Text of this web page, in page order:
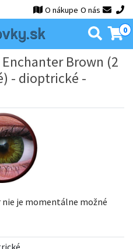
O nákupe O nás
0
Brown (2
- dioptrické -
je momentálne možné